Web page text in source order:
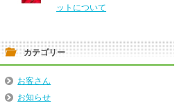
ットについて
カテゴリー
お客さん
お知らせ